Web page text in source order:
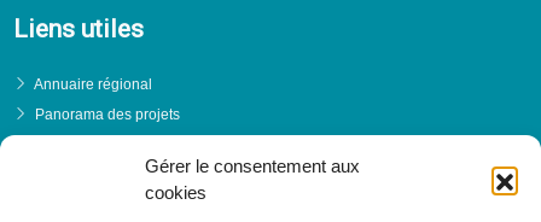
Gérer le consentement aux
cookies
Liens utiles
Annuaire régional
Panorama des projets